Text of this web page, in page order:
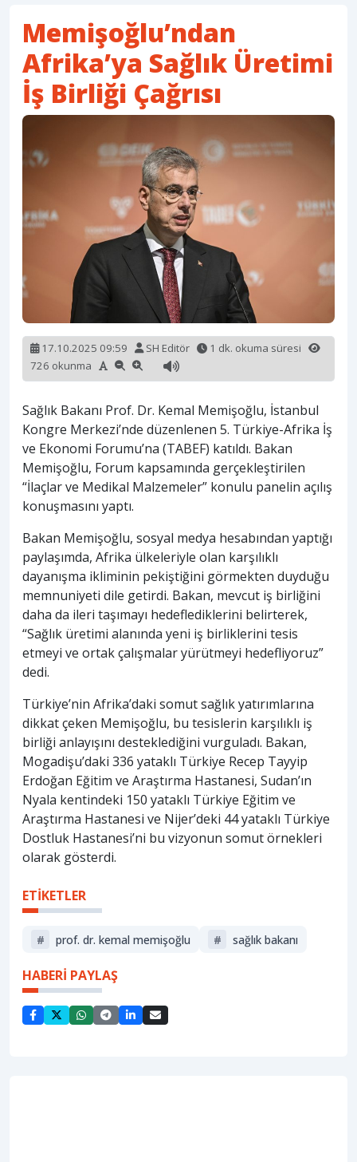
Memişoğlu’ndan
Afrika’ya Sağlık Üretimi
İş Birliği Çağrısı
17.10.2025 09:59 SH Editör
1 dk. okuma süresi
726 okunma
Sağlık Bakanı Prof. Dr. Kemal Memişoğlu, İstanbul
Kongre Merkezi’nde düzenlenen 5. Türkiye-Afrika İş
ve Ekonomi Forumu’na (TABEF) katıldı. Bakan
Memişoğlu, Forum kapsamında gerçekleştirilen
“İlaçlar ve Medikal Malzemeler” konulu panelin açılış
konuşmasını yaptı.
Bakan Memişoğlu, sosyal medya hesabından yaptığı
paylaşımda, Afrika ülkeleriyle olan karşılıklı
dayanışma ikliminin pekiştiğini görmekten duyduğu
memnuniyeti dile getirdi. Bakan, mevcut iş birliğini
daha da ileri taşımayı hedeflediklerini belirterek,
“Sağlık üretimi alanında yeni iş birliklerini tesis
etmeyi ve ortak çalışmalar yürütmeyi hedefliyoruz”
dedi.
Türkiye’nin Afrika’daki somut sağlık yatırımlarına
dikkat çeken Memişoğlu, bu tesislerin karşılıklı iş
birliği anlayışını desteklediğini vurguladı. Bakan,
Mogadişu’daki 336 yataklı Türkiye Recep Tayyip
Erdoğan Eğitim ve Araştırma Hastanesi, Sudan’ın
Nyala kentindeki 150 yataklı Türkiye Eğitim ve
Araştırma Hastanesi ve Nijer’deki 44 yataklı Türkiye
Dostluk Hastanesi’ni bu vizyonun somut örnekleri
olarak gösterdi.
ETİKETLER
# prof. dr. kemal memişoğlu # sağlık bakanı
HABERİ PAYLAŞ